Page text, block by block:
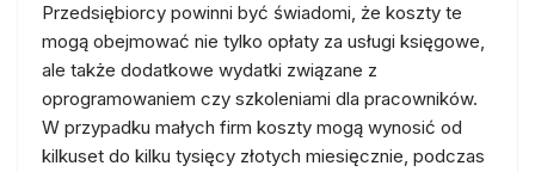
Przedsiębiorcy powinni być świadomi, że koszty te
mogą obejmować nie tylko opłaty za usługi księgowe,
ale także dodatkowe wydatki związane z
oprogramowaniem czy szkoleniami dla pracowników.
W przypadku małych firm koszty mogą wynosić od
kilkuset do kilku tysięcy złotych miesięcznie, podczas